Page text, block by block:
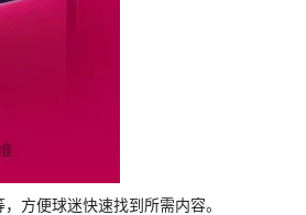
方便球迷快速找到所需内容。